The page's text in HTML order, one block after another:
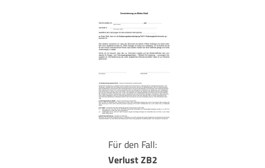
Für den Fall:
Verlust ZB2